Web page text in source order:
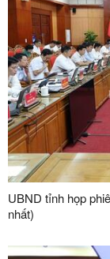
UBND tỉnh họp
nhất)